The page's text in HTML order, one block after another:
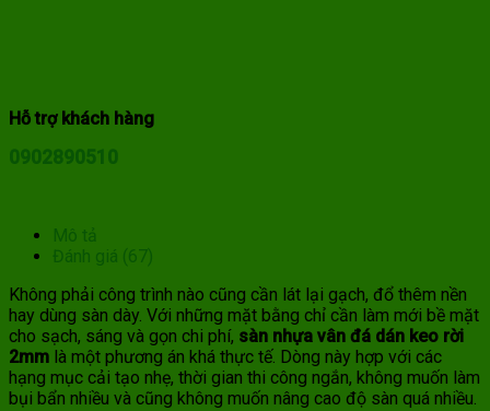
Hỗ trợ khách hàng
0902890510
Mô tả
Đánh giá (67)
Không phải công trình nào cũng cần lát lại gạch, đổ thêm nền
hay dùng sàn dày. Với những mặt bằng chỉ cần làm mới bề mặt
cho sạch, sáng và gọn chi phí, sàn nhựa vân đá dán keo rời
2mm là một phương án khá thực tế. Dòng này hợp với các
hạng mục cải tạo nhẹ, thời gian thi công ngắn, không muốn làm
bụi bẩn nhiều và cũng không muốn nâng cao độ sàn quá nhiều.